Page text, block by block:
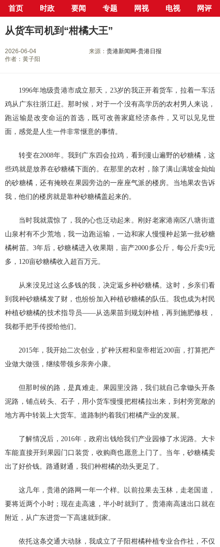
首页 时政 要闻 专题 网视 电视 网评
当前位置： 首页> 专栏>贵港30年>贵港30年> 正文
从货车司机到“柑橘大王”
2026-06-04 来源：贵港新闻网-贵港日报
作者：黄子阳
1996年地级贵港市成立那天，23岁的我正开着货车，拉着一车活
鸡从广东往浙江赶。那时候，对于一个没有高学历的农村男人来说，
跑运输是改变命运的首选，既可改善家庭经济条件，又可以见见世
面，感觉是人生一件非常惬意的事情。
转变在2008年。我到广东四会拉鸡，看到漫山遍野的砂糖橘，这
些鸡就是放养在砂糖橘下面的。在那里的农村，除了满山满坡金灿灿
的砂糖橘，还有掩映在果园旁边的一座座气派的楼房。当地果农告诉
我，他们的楼房就是靠种砂糖橘盖起来的。
当时我就震惊了，我的心也泛动起来。刚好老家港南区八塘街道
山泉村有不少荒地，我一边跑运输，一边和家人慢慢种起第一批砂糖
橘树苗。3年后，砂糖橘进入收果期，亩产2000多公斤，每公斤卖9元
多，120亩砂糖橘收入超百万元。
从来没见过这么多钱的我，决定返乡种砂糖橘。这时，乡亲们看
到我种砂糖橘发了财，也纷纷加入种植砂糖橘的队伍。我也成为村民
种植砂糖橘的技术指导员——从选果苗到规划种植，再到施肥修枝，
我都手把手传授给他们。
2015年，我开始二次创业，扩种沃柑和皇帝柑近200亩，打算把产
业做大做强，继续带领乡亲奔小康。
但那时候的路，是真难走。果园里没路，我们就自己拿锄头开条
泥路，铺点砖头、石子，用小货车慢慢把柑橘拉出来，到村旁宽敞的
地方再中转装上大货车。道路制约着我们柑橘产业的发展。
了解情况后，2016年，政府出钱给我们产业园修了水泥路。大卡
车能直接开到果园门口装货，收购商也愿意上门了。当年，砂糖橘卖
出了好价钱。路通财通，我们种柑橘的劲头更足了。
这几年，贵港的路网一年一个样。以前拉果去玉林，走老国道，
要将近两个小时；现在走高速，半小时就到了。贵港南高速出口就在
附近，从广东进货一下高速就到家。
依托这条交通大动脉，我成立了子阳柑橘种植专业合作社，不仅